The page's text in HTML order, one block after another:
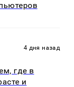
4 дня назад
где в
и